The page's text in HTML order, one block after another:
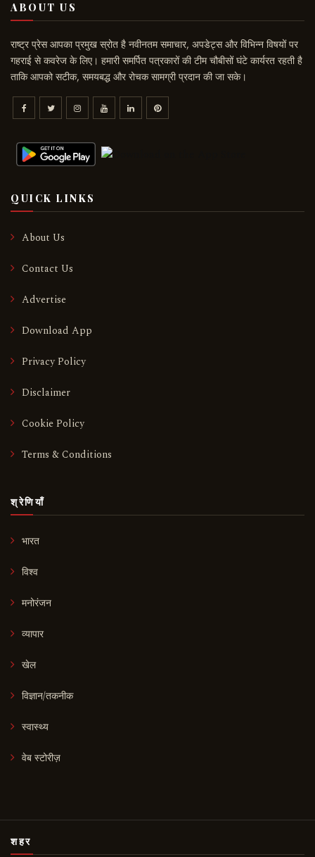
ABOUT US
राष्ट्र प्रेस आपका प्रमुख स्रोत है नवीनतम समाचार, अपडेट्स और विभिन्न विषयों पर
गहराई से कवरेज के लिए। हमारी समर्पित पत्रकारों की टीम चौबीसों घंटे कार्यरत रहती है
ताकि आपको सटीक, समयबद्ध और रोचक सामग्री प्रदान की जा सके।
QUICK LINKS
About Us
Contact Us
Advertise
Download App
Privacy Policy
Disclaimer
Cookie Policy
Terms & Conditions
श्रेणियाँ
भारत
विश्व
मनोरंजन
व्यापार
खेल
विज्ञान/तकनीक
स्वास्थ्य
वेब स्टोरीज़
शहर